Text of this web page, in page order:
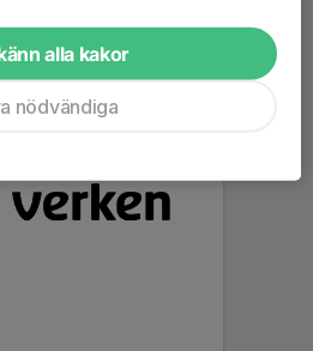
alla kakor
nödvändiga